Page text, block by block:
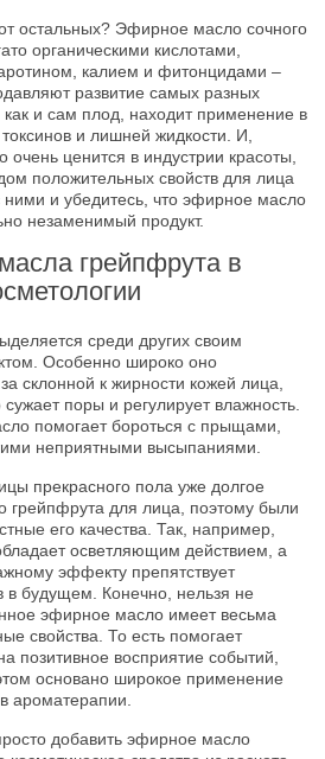
остальных? Эфирное масло сочного
органическими кислотами,
калием и фитонцидами –
развитие самых разных
и сам плод, находит применение в
и лишней жидкости. И,
очень ценится в индустрии красоты,
положительных свойств для лица
ними и убедитесь, что эфирное масло
незаменимый продукт.
грейпфрута в
среди других своим
Особенно широко оно
склонной к жирности кожей лица,
поры и регулирует влажность.
помогает бороться с прыщами,
неприятными высыпаниями.
прекрасного пола уже долгое
грейпфрута для лица, поэтому были
его качества. Так, например,
осветляющим действием, а
эффекту препятствует
в будущем. Конечно, нельзя не
эфирное масло имеет весьма
свойства. То есть помогает
позитивное восприятие событий,
основано широкое применение
в ароматерапии.
добавить эфирное масло